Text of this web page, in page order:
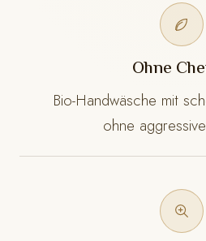
Ohne
Bio-Handwäsche mit
ohne